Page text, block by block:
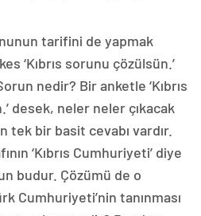
tarifini de yapmak
‘Kıbrıs sorunu çözülsün.’
nedir? Bir anketle ‘Kıbrıs
desek, neler neler çıkacak
tek bir basit cevabı vardır.
‘Kıbrıs Cumhuriyeti’ diye
budur. Çözümü de o
Cumhuriyeti’nin tanınması